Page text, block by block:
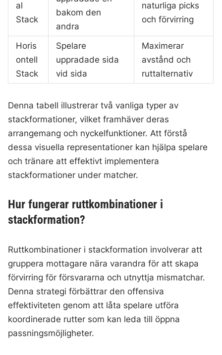
al
Stack
bakom den
andra
naturliga picks
och förvirring
Horis
ontell
Stack
Spelare
uppradade sida
vid sida
Maximerar
avstånd och
ruttalternativ
Denna tabell illustrerar två vanliga typer av
stackformationer, vilket framhäver deras
arrangemang och nyckelfunktioner. Att förstå
dessa visuella representationer kan hjälpa spelare
och tränare att effektivt implementera
stackformationer under matcher.
Hur fungerar ruttkombinationer i
stackformation?
Ruttkombinationer i stackformation involverar att
gruppera mottagare nära varandra för att skapa
förvirring för försvararna och utnyttja mismatchar.
Denna strategi förbättrar den offensiva
effektiviteten genom att låta spelare utföra
koordinerade rutter som kan leda till öppna
passningsmöjligheter.